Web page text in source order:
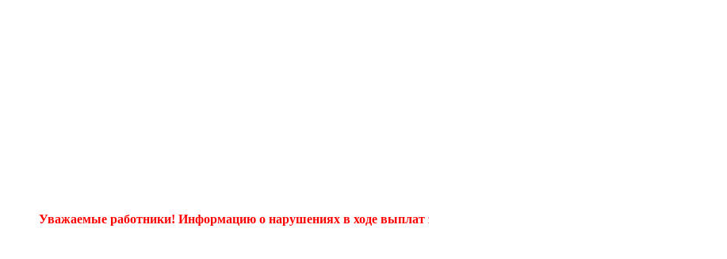
Уважаемые работники! Информацию о нарушениях в ходе выплат заработной платы и стимулирующих выплат